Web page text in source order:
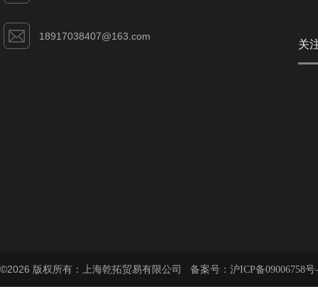
18917038407@163.com
关
©2026 版权所有：上海乾拓贸易有限公司 备案号： 沪ICP备09006758号